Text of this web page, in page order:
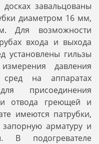
завальцованы
диаметром 16 мм,
Для возможности
входа и выхода
установлены гильзы
давления
на аппаратах
присоединения
отвода греющей и
имеются патрубки,
запорную арматуру и
В подогревателе